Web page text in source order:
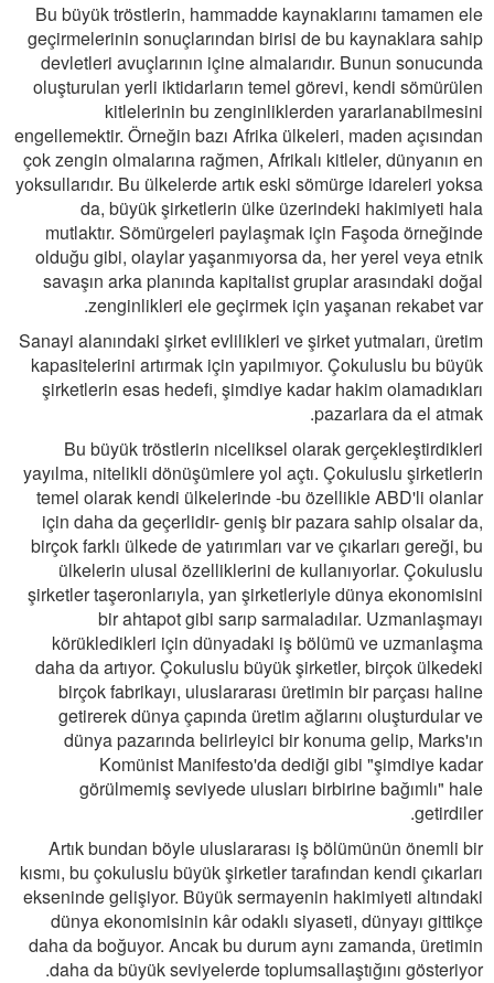
Bu büyük tröstlerin, hammadde kaynaklarını tamamen ele
geçirmelerinin sonuçlarından birisi de bu kaynaklara sahip
devletleri avuçlarının içine almalarıdır. Bunun sonucunda
oluşturulan yerli iktidarların temel görevi, kendi sömürülen
kitlelerinin bu zenginliklerden yararlanabilmesini
engellemektir. Örneğin bazı Afrika ülkeleri, maden açısından
çok zengin olmalarına rağmen, Afrikalı kitleler, dünyanın en
yoksullarıdır. Bu ülkelerde artık eski sömürge idareleri yoksa
da, büyük şirketlerin ülke üzerindeki hakimiyeti hala
mutlaktır. Sömürgeleri paylaşmak için Faşoda örneğinde
olduğu gibi, olaylar yaşanmıyorsa da, her yerel veya etnik
savaşın arka planında kapitalist gruplar arasındaki doğal
zenginlikleri ele geçirmek için yaşanan rekabet var.
Sanayi alanındaki şirket evlilikleri ve şirket yutmaları, üretim
kapasitelerini artırmak için yapılmıyor. Çokuluslu bu büyük
şirketlerin esas hedefi, şimdiye kadar hakim olamadıkları
pazarlara da el atmak.
Bu büyük tröstlerin niceliksel olarak gerçekleştirdikleri
yayılma, nitelikli dönüşümlere yol açtı. Çokuluslu şirketlerin
temel olarak kendi ülkelerinde -bu özellikle ABD'li olanlar
için daha da geçerlidir- geniş bir pazara sahip olsalar da,
birçok farklı ülkede de yatırımları var ve çıkarları gereği, bu
ülkelerin ulusal özelliklerini de kullanıyorlar. Çokuluslu
şirketler taşeronlarıyla, yan şirketleriyle dünya ekonomisini
bir ahtapot gibi sarıp sarmaladılar. Uzmanlaşmayı
körükledikleri için dünyadaki iş bölümü ve uzmanlaşma
daha da artıyor. Çokuluslu büyük şirketler, birçok ülkedeki
birçok fabrikayı, uluslararası üretimin bir parçası haline
getirerek dünya çapında üretim ağlarını oluşturdular ve
dünya pazarında belirleyici bir konuma gelip, Marks'ın
Komünist Manifesto'da dediği gibi "şimdiye kadar
görülmemiş seviyede ulusları birbirine bağımlı" hale
getirdiler.
Artık bundan böyle uluslararası iş bölümünün önemli bir
kısmı, bu çokuluslu büyük şirketler tarafından kendi çıkarları
ekseninde gelişiyor. Büyük sermayenin hakimiyeti altındaki
dünya ekonomisinin kâr odaklı siyaseti, dünyayı gittikçe
daha da boğuyor. Ancak bu durum aynı zamanda, üretimin
daha da büyük seviyelerde toplumsallaştığını gösteriyor.